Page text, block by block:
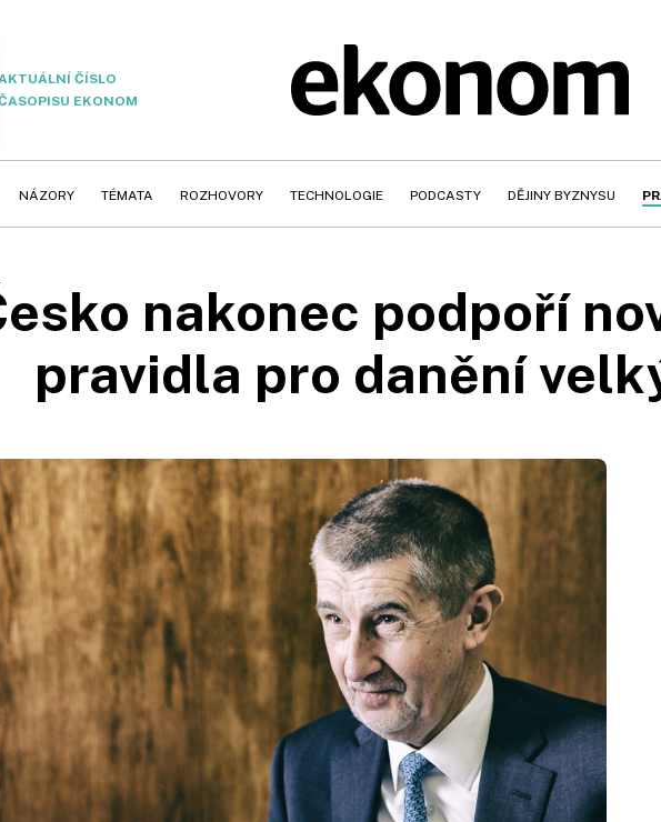
AKTUÁLNÍ ČÍSLO
EKONOM
NÁZORY TÉMATA ROZHOVORY TECHNOLOGIE PODCASTY DĚJINY BYZNYSU
nakonec podpoří
pravidla pro danění